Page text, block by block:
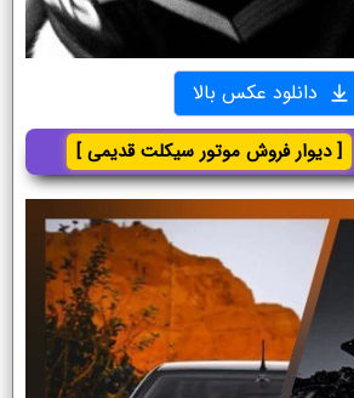
دانلود عکس بالا
[ دیوار فروش موتور سیکلت قدیمی ]